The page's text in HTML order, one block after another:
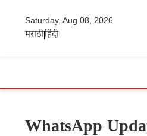
Saturday, Aug 08, 2026
मराठीहिंदी
WhatsApp